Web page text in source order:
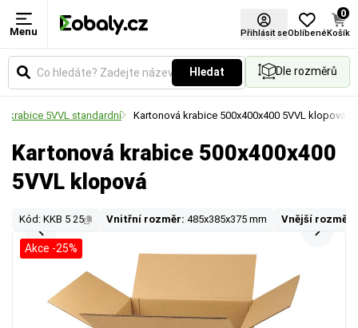
Menu Přihlásit seOblíbené
0
Košík
Hledat Dle rozměrů
krabice 5VVL standardní Kartonová krabice 500x400x400 5VVL klopová
Kartonová krabice 500x400x400
5VVL klopová
Kód: KKB 5 25 Vnitřní rozměr: 485x385x375 mm Vnější rozměr:
Akce -25%